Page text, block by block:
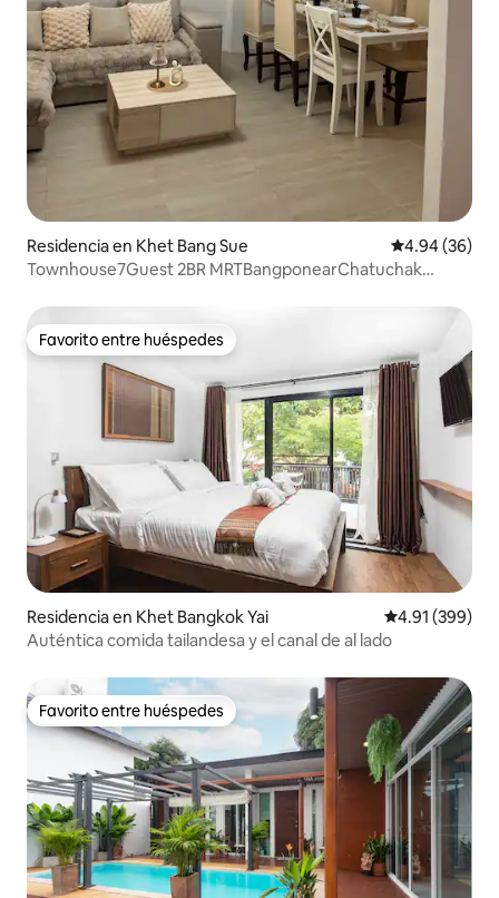
Residencia en Khet Bang Sue Calificación
4.94 (36)
Townhouse7Guest 2BR MRTBangponearChatuchak
Favorito entre huéspedes
Favorito entre huéspedes
Residencia en Khet Bangkok Yai Calificación
4.91 (399)
Auténtica comida tailandesa y el canal de al lado
Favorito entre huéspedes
Favorito entre huéspedes